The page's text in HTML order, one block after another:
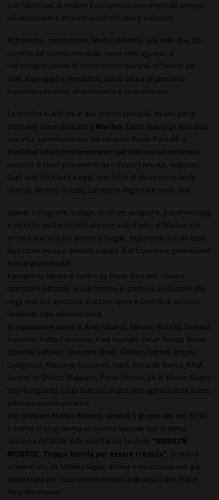
con l'obiettivo di rendere il complesso monumentale sempre
più accessibile e attrattivo per cittadini e visitatori.
Attraverso cento opere, Marilyn Monroe, una delle dive più
iconiche del cinema mondiale, rivive nello sguardo e
nell'interpretazione di artisti contemporanei differenti per
stile, linguaggio e sensibilità, dando vita a un percorso
espositivo intenso, emozionante e sorprendente.
La mostra si articola in due sezioni principali: da una parte
trentasei opere dedicate a Marilyn, tante quanti gli anni della
sua vita, commissionate dal curatore Paolo Pancaldi a
trentasei artisti contemporanei; dall'altra una straordinaria
raccolta di lavori provenienti da collezioni private, realizzati
dagli anni Sessanta a oggi, con firme di rilievo come Andy
Warhol, Mimmo Rotella, Lamberto Pignotti e molti altri.
Dipinti, fotografie, collage, sculture, serigrafie, fotomontaggi
e tecniche miste raccontano non solo il mito di Marilyn, ma
anche il suo lato più umano e fragile, esplorando il ruolo della
diva come musa e simbolo capace di attraversare generazioni
fino ai giorni nostri.
Il progetto, ideato e curato da Paolo Pancaldi, storico
operatore culturale, è una mostra in continua evoluzione che
negli anni si è arricchita di nuove opere e contributi artistici,
rendendo ogni edizione unica.
In esposizione opere di Andy Warhol, Mimmo Rotella, Bernard
Aubertin, Pablo Echaurren, Paul Kostabi, Omar Ronda, Bruno
Donzelli, CelsAuri, Giuseppe Chiari, Giuliano Grittini, Angelo
Colagrossi, Massimo Sansavini, H&H, Riccardo Resta, KRM,
Jacobo de Chirico, Malipiero, Paolo Dolzan, LA II, Mauro Magni,
Vito Bongiorno, Lucia Marcucci e altri protagonisti della scena
artistica contemporanea.
Per celebrare Marilyn Monroe, venerdì 5 giugno alle ore 20.30
è inoltre in programma un evento speciale con la prima
assoluta del 2026 dello spettacolo teatrale "MARILYN
MONROE. Troppo bionda per essere creduta", scritto e
interpretato da Melania Giglio, attrice e mezzosoprano già
apprezzata per i suoi intensi ritratti dedicati a Édith Piaf e
Amy Winehouse.